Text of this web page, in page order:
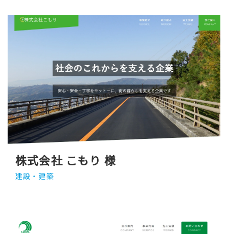
株式会社 こもり 様
建設・建築